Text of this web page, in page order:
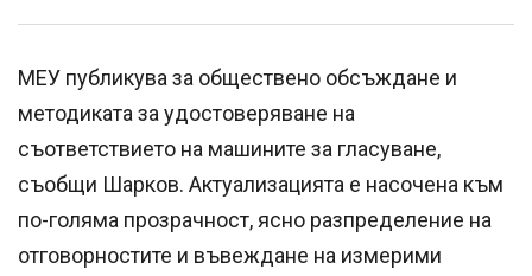
МЕУ публикува за обществено обсъждане и
методиката за удостоверяване на
съответствието на машините за гласуване,
съобщи Шарков. Актуализацията е насочена към
по-голяма прозрачност, ясно разпределение на
отговорностите и въвеждане на измерими